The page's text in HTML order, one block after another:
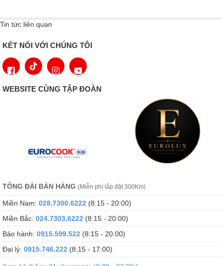
Tin tức liên quan
KẾT NỐI VỚI CHÚNG TÔI
WEBSITE CÙNG TẬP ĐOÀN
TỔNG ĐÀI BÁN HÀNG (Miễn phí lắp đặt 300Km)
Miền Nam: 028.7300.6222 (8:15 - 20:00)
Miền Bắc: 024.7303.6222 (8:15 - 20:00)
Bảo hành: 0915.599.522 (8:15 - 20:00)
Đại lý: 0915.746.222 (8:15 - 17:00)